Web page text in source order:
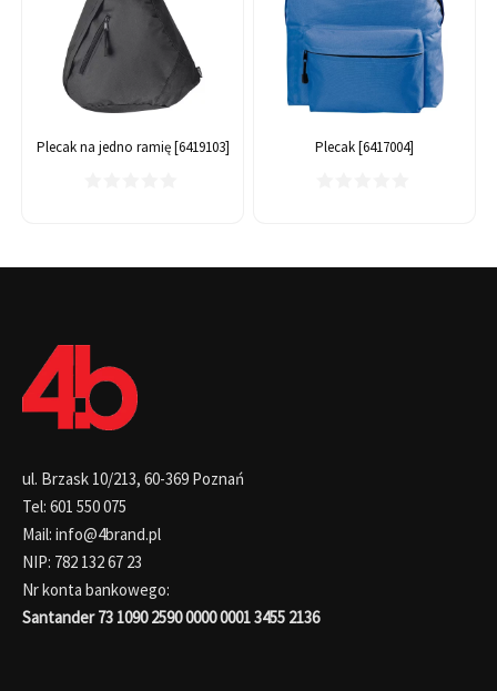
Plecak na jedno ramię [6419103] Plecak [6417004]
ul. Brzask 10/213, 60-369 Poznań
Tel: 601 550 075
Mail: info@4brand.pl
NIP: 782 132 67 23
Nr konta bankowego:
Santander 73 1090 2590 0000 0001 3455 2136